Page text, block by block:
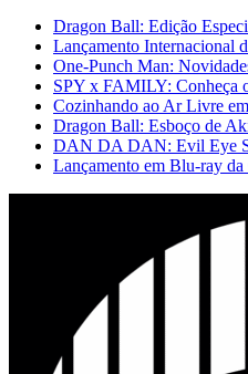
Dragon Ball: Edição
Lançamento Internacional
One-Punch Man:
SPY x FAMILY: Conheça
Cozinhando ao Ar Livre
Dragon Ball: Esboço de
DAN DA DAN: Evil Eye
Lançamento em Blu-ray